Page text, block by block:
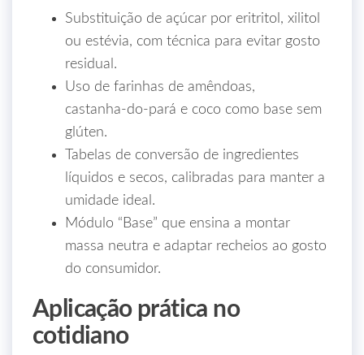
Substituição de açúcar por eritritol, xilitol
ou estévia, com técnica para evitar gosto
residual.
Uso de farinhas de amêndoas,
castanha‑do‑pará e coco como base sem
glúten.
Tabelas de conversão de ingredientes
líquidos e secos, calibradas para manter a
umidade ideal.
Módulo “Base” que ensina a montar
massa neutra e adaptar recheios ao gosto
do consumidor.
Aplicação prática no
cotidiano